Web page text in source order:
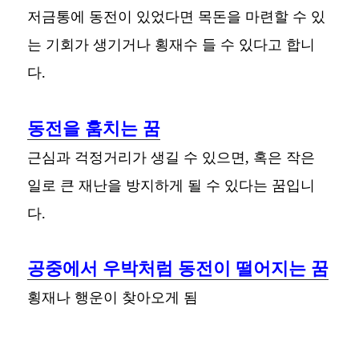
저금통에 동전이 있었다면 목돈을 마련할 수 있
는 기회가 생기거나 횡재수 들 수 있다고 합니
다.
동전을 훔치는 꿈
근심과 걱정거리가 생길 수 있으면, 혹은 작은
일로 큰 재난을 방지하게 될 수 있다는 꿈입니
다.
공중에서 우박처럼 동전이 떨어지는 꿈
횡재나 행운이 찾아오게 됨